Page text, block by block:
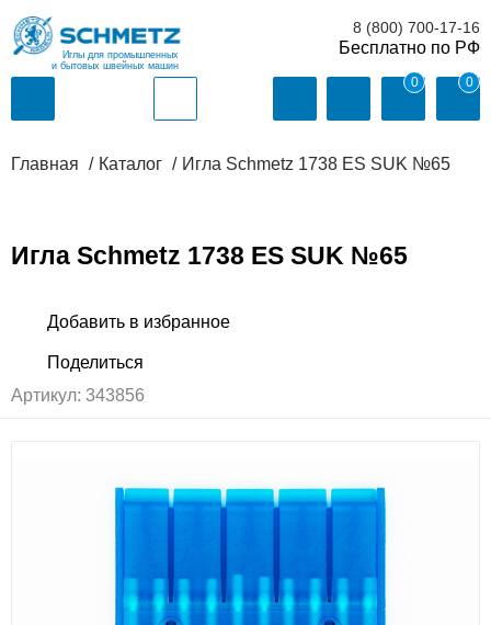
Иглы для промышленных
и бытовых швейных машин
8 (800) 700-17-16
0 0
Главная Каталог Игла Schmetz 1738 ES SUK №65
Игла Schmetz 1738 ES SUK №65
Артикул: 343856